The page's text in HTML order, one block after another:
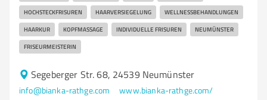
HOCHSTECKFRISUREN HAARVERSIEGELUNG WELLNESSBEHANDLUNGEN
HAARKUR KOPFMASSAGE INDIVIDUELLE FRISUREN NEUMÜNSTER
FRISEURMEISTERIN
Segeberger Str. 68, 24539 Neumünster
info@bianka-rathge.com www.bianka-rathge.com/